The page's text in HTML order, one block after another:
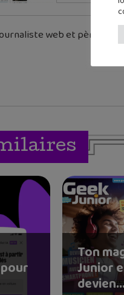
web et père de
Ton
Junior